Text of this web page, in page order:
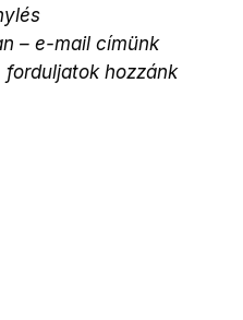
– e-mail címünk
forduljatok hozzánk